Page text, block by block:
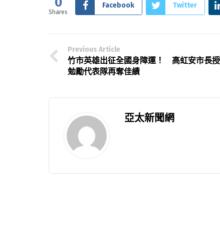
Shares
Facebook Twitter
Previous Article
竹市英雄出征全國身障運！ 高虹安市長
勉勵代表隊再奪佳績
亞太新聞網